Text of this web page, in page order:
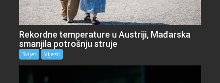
Rekordne temperature u Austriji, Mađarska
smanjila potrošnju struje
Svijet Vijesti